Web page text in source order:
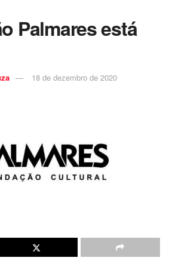
Palmares está
18 de dezembro de 2020